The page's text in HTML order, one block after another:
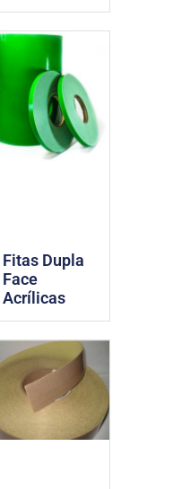
Fitas Dupla
Face
Acrílicas